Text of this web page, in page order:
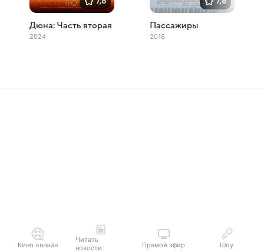
Дюна: Часть вторая
2024
Пассажиры
2016
Кино онлайн
Читать
новости
Прямой эфир Шоу